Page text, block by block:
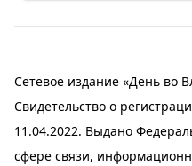
Сетевое издание «День во
Свидетельство о
11.04.2022. Выдано
сфере связи,